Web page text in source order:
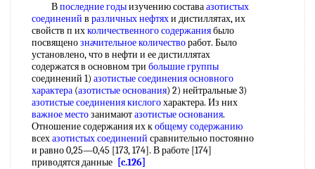
Впоследние годыизучению составаазотистых
соединений в различных нефтяхи дистиллятах, их
свойств п ихколичественного содержаниябыло
посвященозначительное количестворабот. Было
установлено, что в нефти и ее дистиллятах
содержатся в основном три большие группы
соединений 1) азотистые соединенияосновного
характера (азотистые основания) 2) нейтральные 3)
азотистые соединения кислогохарактера. Из них
важное местозанимаютазотистые основания.
Отношение содержания их кобщему содержанию
всехазотистых соединений сравнительно постоянно
и равно 0,25—0,45 [173, 174]. В работе [174]
приводятся данные [c.126]